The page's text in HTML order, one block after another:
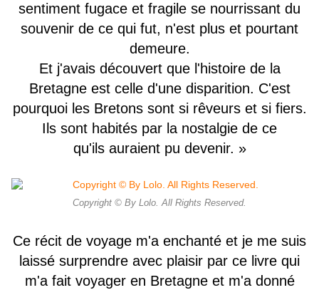
sentiment fugace et fragile se nourrissant du
souvenir de ce qui fut, n'est plus et pourtant
demeure.
Et j'avais découvert que l'histoire de la
Bretagne est celle d'une disparition. C'est
pourquoi les Bretons sont si rêveurs et si fiers.
Ils sont habités par la nostalgie de ce
qu'ils auraient pu devenir. »
Copyright © By Lolo. All Rights Reserved.
Ce récit de voyage m'a enchanté et je me suis
laissé surprendre avec plaisir par ce livre qui
m'a fait voyager en Bretagne et m'a donné